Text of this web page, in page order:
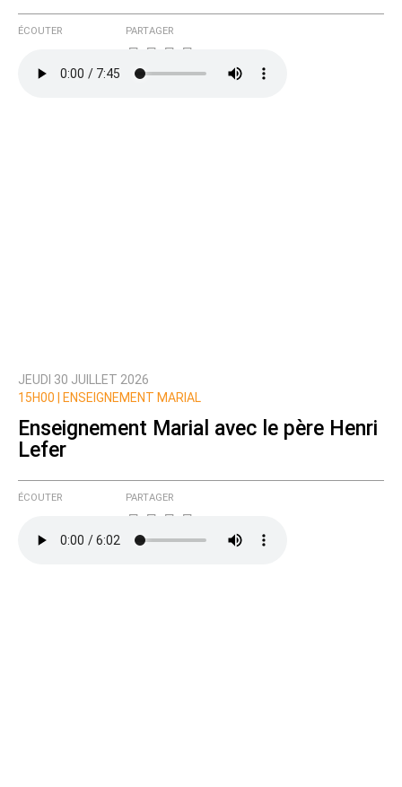
ÉCOUTER PARTAGER
JEUDI 30 JUILLET 2026
15H00 |
ENSEIGNEMENT MARIAL
Enseignement Marial avec le père Henri
Lefer
ÉCOUTER PARTAGER